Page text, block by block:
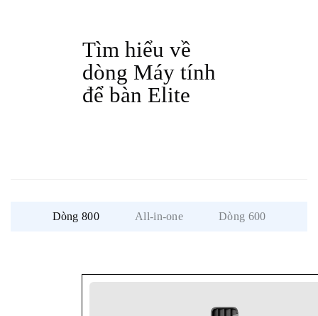
Tìm hiểu về
dòng Máy tính
để bàn Elite
Dòng 800 All-in-one Dòng 600